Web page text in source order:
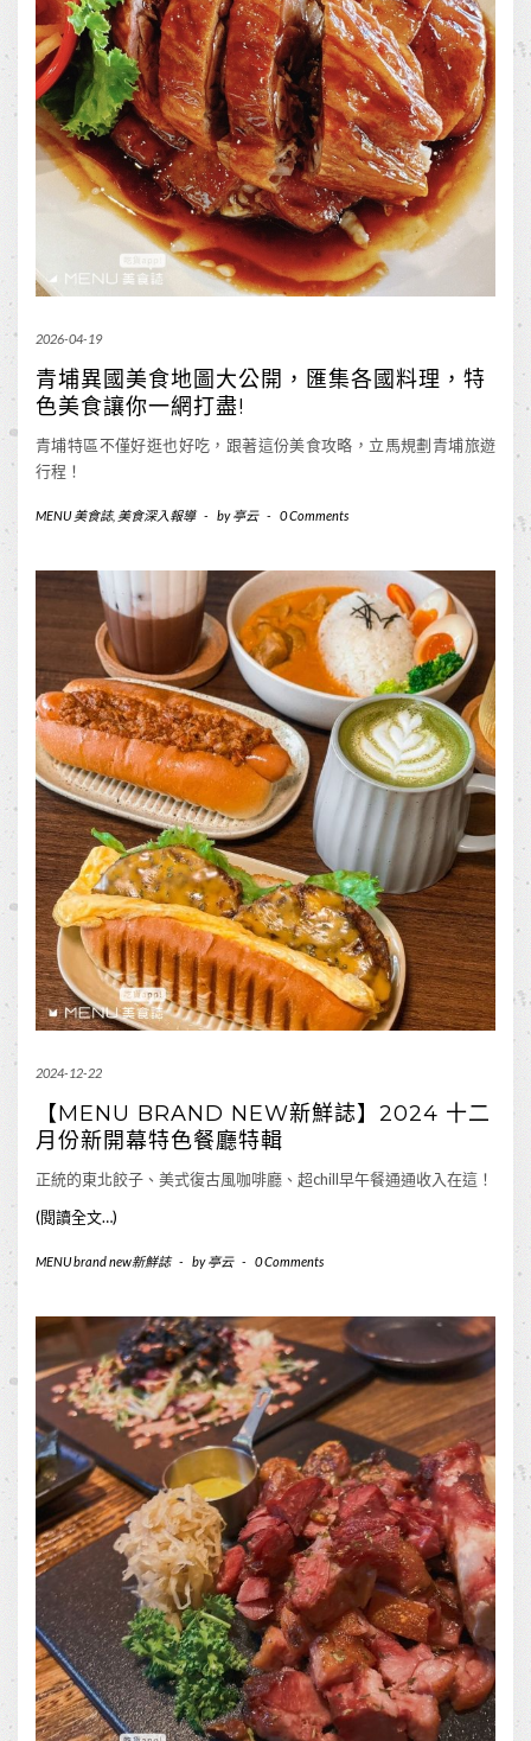
2026-04-19
青埔異國美食地圖大公開，匯集各國料理，特
色美食讓你一網打盡!
青埔特區不僅好逛也好吃，跟著這份美食攻略，立馬規劃青埔旅遊
行程！
MENU 美食誌, 美食深入報導 - by亭云 - 0 Comments
2024-12-22
【MENU BRAND NEW新鮮誌】2024 十二
月份新開幕特色餐廳特輯
正統的東北餃子、美式復古風咖啡廳、超chill早午餐通通收入在這！
(閱讀全文…)
MENU brand new新鮮誌 - by亭云 - 0 Comments